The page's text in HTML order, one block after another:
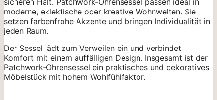
moderne, eklektische oder kreative Wohnwelten. Sie
setzen farbenfrohe Akzente und bringen Individualität in
jeden Raum.
Der Sessel lädt zum Verweilen ein und verbindet
Komfort mit einem auffälligen Design. Insgesamt ist der
Patchwork-Ohrensessel ein praktisches und dekoratives
Möbelstück mit hohem Wohlfühlfaktor.